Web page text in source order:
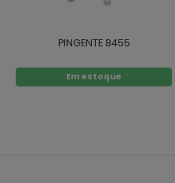
PINGENTE 8455
Em estoque